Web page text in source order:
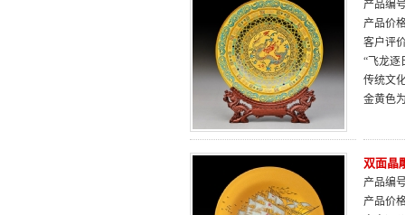
产品编
产品价
客户评
“飞龙逐
传统文
金黄色
双面晶
产品编
产品价